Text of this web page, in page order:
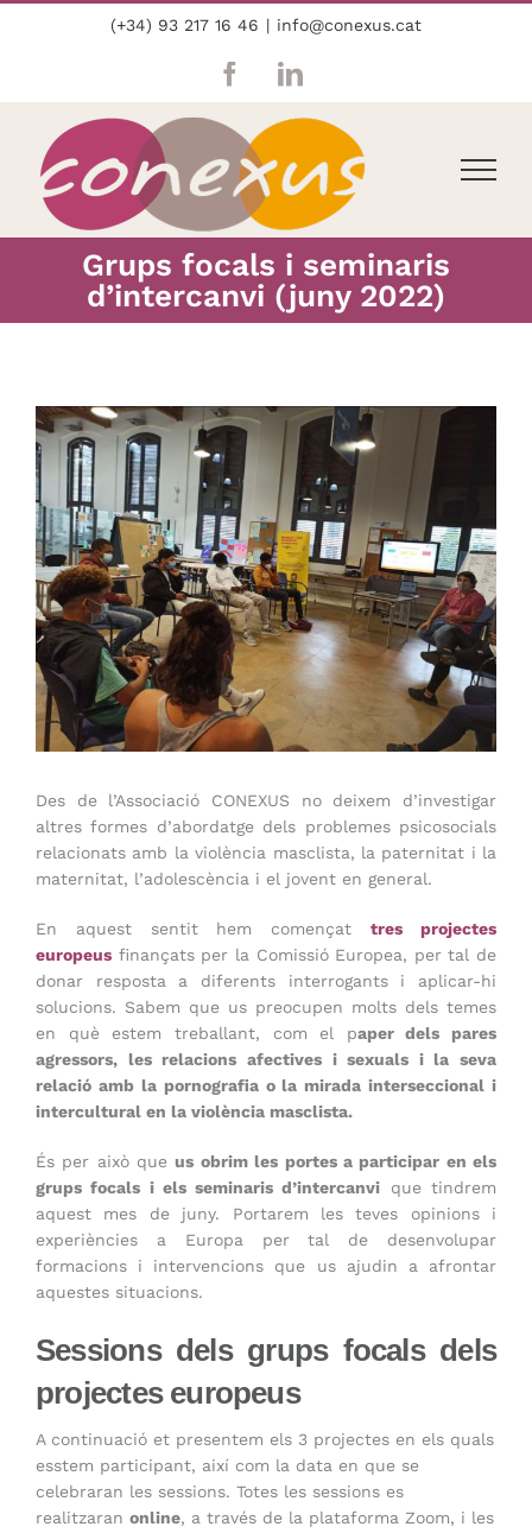
(+34) 93 217 16 46 | info@conexus.cat
FacebookLinkedIn
Grups focals i seminaris
d’intercanvi (juny 2022)
View
Larger
Image
Des de l’Associació CONEXUS no deixem d’investigar
altres formes d’abordatge dels problemes psicosocials
relacionats amb la violència masclista, la paternitat i la
maternitat, l’adolescència i el jovent en general.
En aquest sentit hem començattres projectes
europeus finançats per la Comissió Europea, per tal de
donar resposta a diferents interrogants i aplicar-hi
solucions. Sabem que us preocupen molts dels temes
en què estem treballant, com el paper dels pares
agressors, les relacions afectives i sexuals i la seva
relació amb la pornografia o la mirada interseccional i
intercultural en la violència masclista.
És per això queus obrim les portes a participar en els
grups focals i els seminaris d’intercanvi que tindrem
aquest mes de juny. Portarem les teves opinions i
experiències a Europa per tal de desenvolupar
formacions i intervencions que us ajudin a afrontar
aquestes situacions.
Sessions dels grups focals dels
projectes europeus
A continuació et presentem els 3 projectes en els quals
esstem participant, així com la data en que se
celebraran les sessions. Totes les sessions es
realitzaran online, a través de la plataforma Zoom, i les